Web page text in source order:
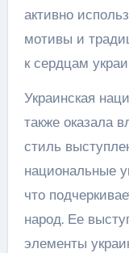
активно
мотивы и
к сердцам
Украинская
также оказала
стиль
национальные
что
народ. Ее
элементы